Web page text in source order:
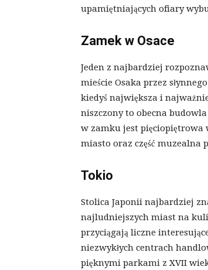
upamiętniających ofiary
Zamek w Osace
Jeden z najbardziej
mieście Osaka przez
kiedyś największa i
niszczony to obecna
w zamku jest pięciopiętrowa
miasto oraz część muzealna
Tokio
Stolica Japonii najbardziej
najludniejszych miast na
przyciągają liczne
niezwykłych centrach
pięknymi parkami z XVII